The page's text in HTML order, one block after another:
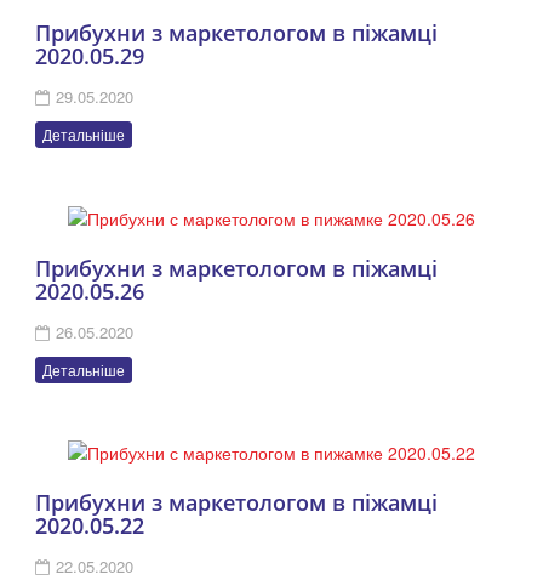
Прибухни з маркетологом в піжамці
2020.05.29
29.05.2020
Детальніше
Прибухни з маркетологом в піжамці
2020.05.26
26.05.2020
Детальніше
Прибухни з маркетологом в піжамці
2020.05.22
22.05.2020